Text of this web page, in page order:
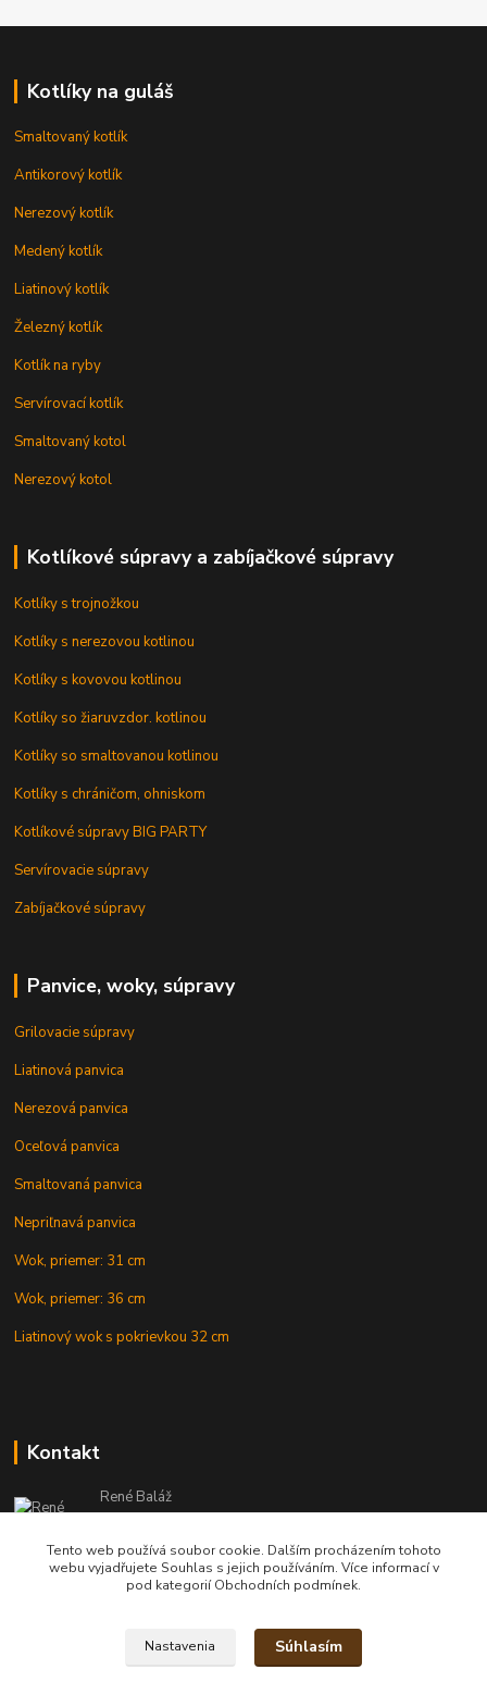
Kotlíky na guláš
Smaltovaný kotlík
Antikorový kotlík
Nerezový kotlík
Medený kotlík
Liatinový kotlík
Železný kotlík
Kotlík na ryby
Servírovací kotlík
Smaltovaný kotol
Nerezový kotol
Kotlíkové súpravy a zabíjačkové súpravy
Kotlíky s trojnožkou
Kotlíky s nerezovou kotlinou
Kotlíky s kovovou kotlinou
Kotlíky so žiaruvzdor. kotlinou
Kotlíky so smaltovanou kotlinou
Kotlíky s chráničom, ohniskom
Kotlíkové súpravy BIG PARTY
Servírovacie súpravy
Zabíjačkové súpravy
Panvice, woky, súpravy
Grilovacie súpravy
Liatinová panvica
Nerezová panvica
Oceľová panvica
Smaltovaná panvica
Nepriľnavá panvica
Wok, priemer: 31 cm
Wok, priemer: 36 cm
Liatinový wok s pokrievkou 32 cm
Kontakt
René Baláž
Eshop: +421 902 212 007
od 8:00 - do 16:00 hod
info@kotlikyshop.sk
Tento web používá soubor cookie. Dalším procházením tohoto
webu vyjadřujete Souhlas s jejich používáním. Více informací v
pod kategorií Obchodních podmínek.
Nastavenia Súhlasím